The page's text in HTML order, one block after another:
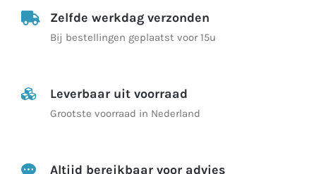
Zelfde werkdag verzonden
Bij bestellingen geplaatst voor 15u
Leverbaar uit voorraad
Grootste voorraad in Nederland
Altijd bereikbaar voor advies